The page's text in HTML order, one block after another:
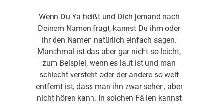
Wenn Du Ya heißt und Dich jemand nach
Deinem Namen fragt, kannst Du ihm oder
ihr den Namen natürlich einfach sagen.
Manchmal ist das aber gar nicht so leicht,
zum Beispiel, wenn es laut ist und man
schlecht versteht oder der andere so weit
entfernt ist, dass man ihn zwar sehen, aber
nicht hören kann. In solchen Fällen kannst